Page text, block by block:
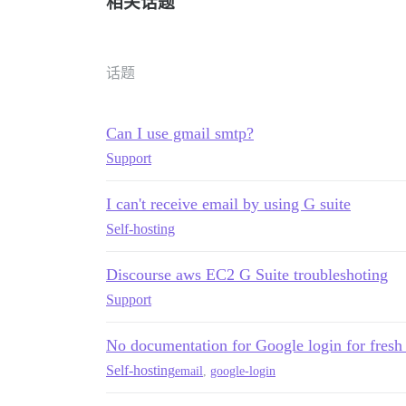
话题
Can I use gmail smtp?
Support
I can't receive email by using G suite
Self-hosting
Discourse aws EC2 G Suite troubleshoting
Support
No documentation for Google login for
Self-hostingemail google-login